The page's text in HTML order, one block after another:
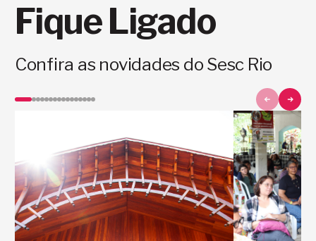
Fique Ligado
Confira as novidades do Sesc Rio